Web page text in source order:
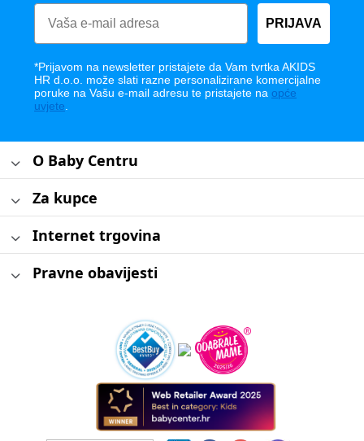
PRIJAVA
*Prijavom na newsletter pristajete da Vam tvrtka AKIDS
HR d.o.o. može slati razne personalizirane komercijalne
poruke na Vašu e-mail adresu te pristajete na opće
uvjete
O Baby Centru
Za kupce
Internet trgovina
Pravne obavijesti